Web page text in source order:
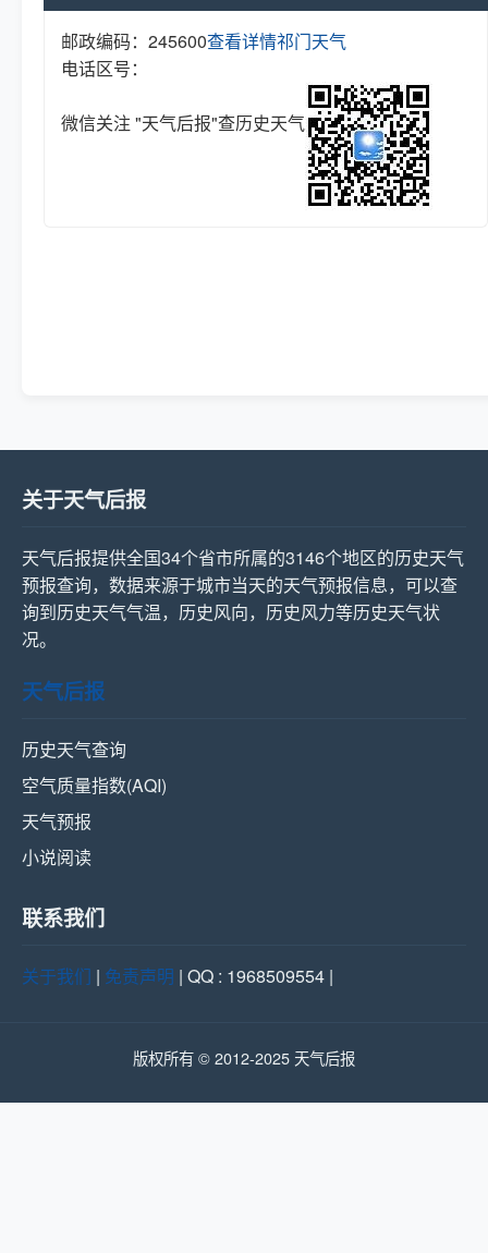
邮政编码：245600
电话区号：
查看详情祁门天气
微信关注 "天气后报"查历史天气
关于天气后报
天气后报提供全国34个省市所属的3146个地区的历史天气
预报查询，数据来源于城市当天的天气预报信息，可以查
询到历史天气气温，历史风向，历史风力等历史天气状
况。
天气后报
历史天气查询
空气质量指数(AQI)
天气预报
小说阅读
联系我们
关于我们 | 免责声明 | QQ : 1968509554 |
版权所有 © 2012-2025 天气后报